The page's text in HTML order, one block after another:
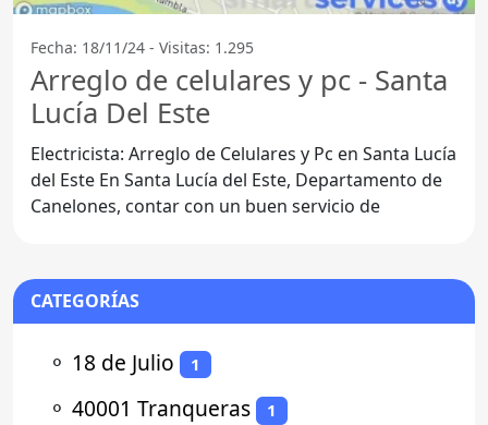
Fecha: 18/11/24 - Visitas: 1.295
Arreglo de celulares y pc - Santa
Lucía Del Este
Electricista: Arreglo de Celulares y Pc en Santa Lucía
del Este En Santa Lucía del Este, Departamento de
Canelones, contar con un buen servicio de
CATEGORÍAS
⚬ 18 de Julio 1
⚬ 40001 Tranqueras 1